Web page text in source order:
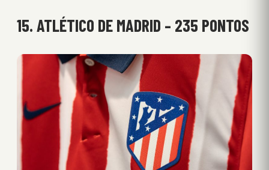
15. ATLÉTICO DE MADRID – 235 PONTOS